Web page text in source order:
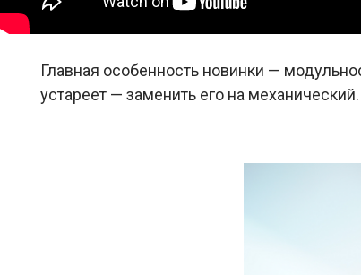
Главная особенность новинки —
устареет — заменить его на механический.